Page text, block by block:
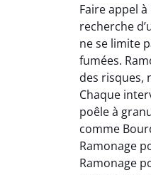
Faire appel
recherche
ne se limite
fumées.
des risques,
Chaque
poêle à
comme
Ramonage
Ramonage